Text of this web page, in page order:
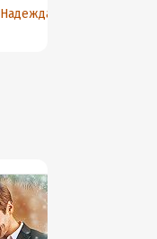
Надежда Волгина